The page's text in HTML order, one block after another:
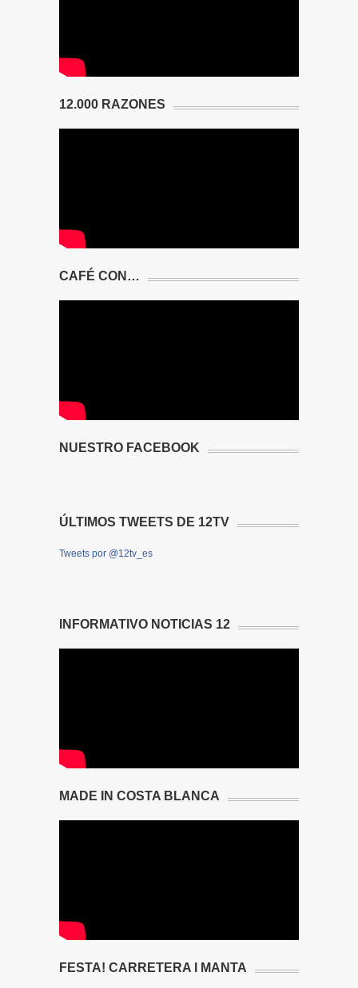
12.000 RAZONES
CAFÉ CON…
NUESTRO FACEBOOK
ÚLTIMOS TWEETS DE 12TV
Tweets por @12tv_es
INFORMATIVO NOTICIAS 12
MADE IN COSTA BLANCA
FESTA! CARRETERA I MANTA